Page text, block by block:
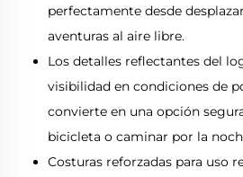
perfectamente desde
aventuras al aire libre.
Los detalles reflectantes del
visibilidad en condiciones de
convierte en una opción
bicicleta o caminar por la
Costuras reforzadas para uso